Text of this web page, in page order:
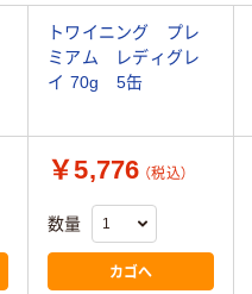
トワイニング プレ
ミアム レディグレ
イ 70g 5缶
￥5,776 （税込）
数量
カゴへ